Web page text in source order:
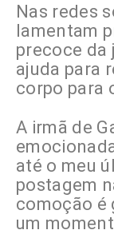
Nas redes
lamentam
precoce da
ajuda para
corpo para
A irmã de
até o meu
postagem
comoção é
um